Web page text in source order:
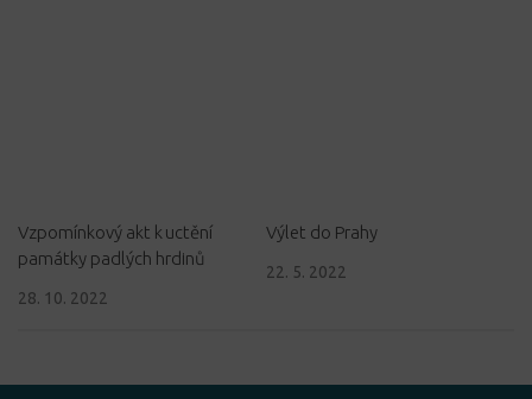
Vzpomínkový akt k uctění
památky padlých hrdinů
28. 10. 2022
Výlet do Prahy
22. 5. 2022